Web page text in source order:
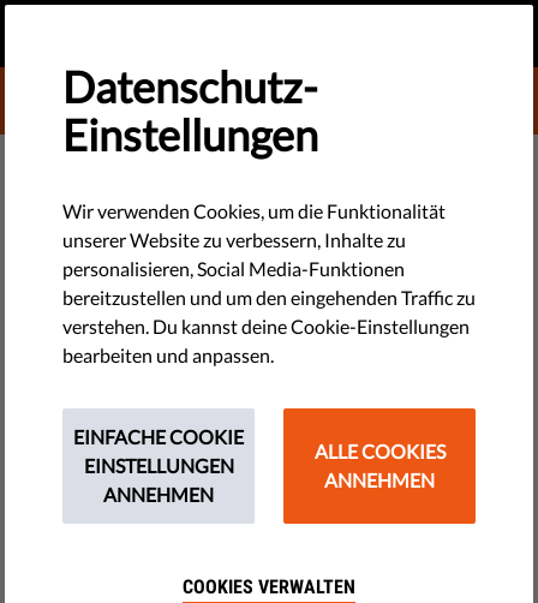
DONATE TO LIBERTIES
DEMOKRATIE & GERECHTIGKEIT
Neue Führung, Transparenz bei
politischer Werbung in der EU
und Verteidigung von Rechten
durch Rechtsstreitigkeiten
Eine monatliche Zusammenfassung der Arbeit von Liberties:
unser Führungswechsel nach fast einem Jahrzehnt, ein
genauerer Blick auf das neue Archiv für politische Werbung
der EU und ein Schwerpunkt auf strategischen
Rechtsstreitigkeiten zur Verteidigung der Grundrechte in
Datenschutz-
Einstellungen
Wir verwenden Cookies, um die Funktionalität
unserer Website zu verbessern, Inhalte zu
personalisieren, Social Media-Funktionen
bereitzustellen und um den eingehenden Traffic zu
verstehen. Du kannst deine Cookie-Einstellungen
bearbeiten und anpassen.
EINFACHE COOKIE
EINSTELLUNGEN
ANNEHMEN
ALLE COOKIES
ANNEHMEN
COOKIES VERWALTEN